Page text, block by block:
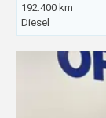
192.400 km
Diesel